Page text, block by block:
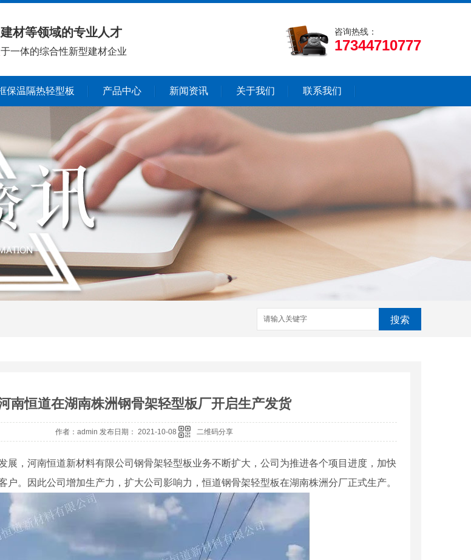
材等领域的专业人才
于一体的综合性新型建材企业
咨询热线：
17344710777
保温隔热轻型板 产品中心 新闻资讯 关于我们 联系我们
搜索
南恒道在湖南株洲钢骨架轻型板厂开启生产发货
作者：admin 发布日期： 2021-10-08 二维码分享
展，河南恒道新材料有限公司钢骨架轻型板业务不断扩大，公司为推进各个项目进度，加快
户。因此公司增加生产力，扩大公司影响力，恒道钢骨架轻型板在湖南株洲分厂正式生产。